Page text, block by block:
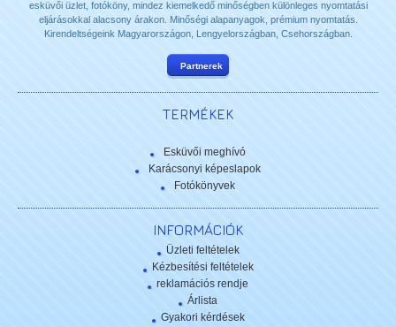
esküvői üzlet, fotóköny, mindez kiemelkedő minőségben különleges nyomtatási
eljárásokkal alacsony árakon. Minőségi alapanyagok, prémium nyomtatás.
Kirendeltségeink Magyarországon, Lengyelországban, Csehországban.
Partnerek
TERMÉKEK
Esküvői meghívó
Karácsonyi képeslapok
Fotókönyvek
INFORMÁCIÓK
Üzleti feltételek
Kézbesítési feltételek
reklamációs rendje
Árlista
Gyakori kérdések